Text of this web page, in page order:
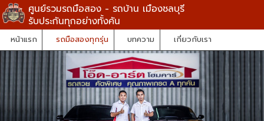
ศูนย์รวมรถมือสอง - รถบ้าน เมืองชลบุรี
รับประกันทุกอย่างทั้งคัน
หน้าแรก รถมือสองทุกรุ่น บทความ เกี่ยวกับเรา